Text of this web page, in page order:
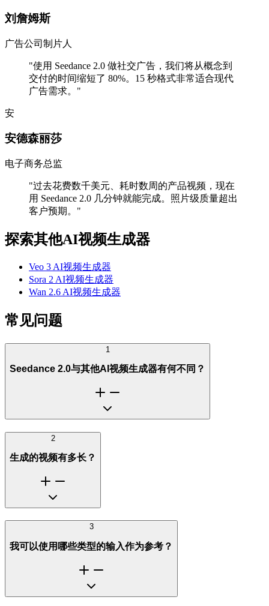
刘詹姆斯
广告公司制片人
"使用 Seedance 2.0 做社交广告，我们将从概念到
交付的时间缩短了 80%。15 秒格式非常适合现代
广告需求。 "
安
安德森丽莎
电子商务总监
"过去花费数千美元、耗时数周的产品视频，现在
用 Seedance 2.0 几分钟就能完成。照片级质量超出
客户预期。 "
探索其他AI视频生成器
Veo 3 AI视频生成器
Sora 2 AI视频生成器
Wan 2.6 AI视频生成器
常见问题
1
Seedance 2.0与其他AI视频生成器有何不同？
2
生成的视频有多长？
3
我可以使用哪些类型的输入作为参考？